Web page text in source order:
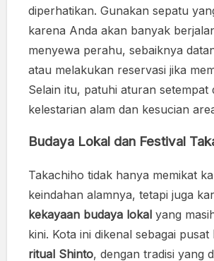
diperhatikan. Gunakan sepatu
karena Anda akan banyak
menyewa perahu, sebaiknya
atau melakukan reservasi jika
Selain itu, patuhi aturan setempat
kelestarian alam dan kesucian
Budaya Lokal dan Festival
Takachiho tidak hanya memikat
keindahan alamnya, tetapi juga
kekayaan budaya lokal yang
kini. Kota ini dikenal sebagai pusat
ritual Shinto, dengan tradisi yang